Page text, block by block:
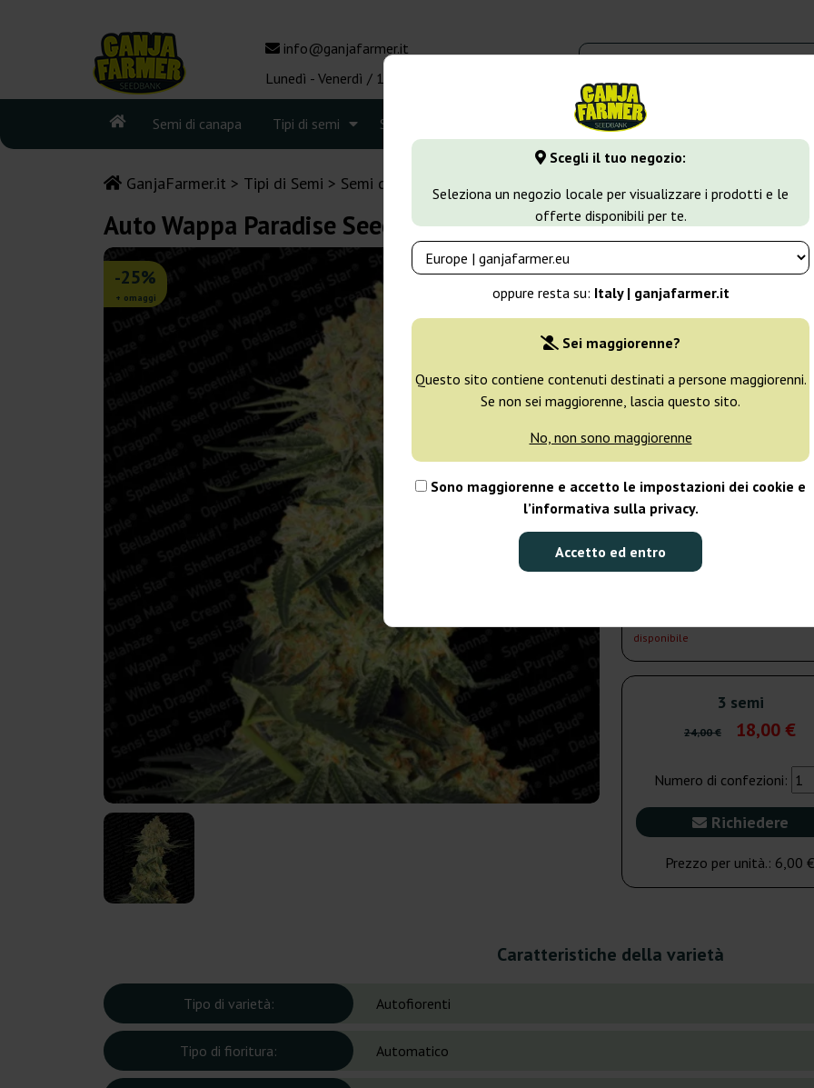
Scegli il tuo negozio:
Seleziona un negozio locale per visualizzare i prodotti e le
offerte disponibili per te.
oppure resta su: Italy | ganjafarmer.it
Sei maggiorenne?
Questo sito contiene contenuti destinati a persone maggiorenni.
Se non sei maggiorenne, lascia questo sito.
No, non sono maggiorenne
Sono maggiorenne e accetto le impostazioni dei cookie e
l’informativa sulla privacy.
Accetto ed entro
info@ganjafarmer.it
Lunedì - Venerdì / 10:00 - 16:00
Semi di canapa Tipi di semi Seedbank Tipi di marijuana Altro
GanjaFarmer.it Tipi di Semi Semi di Cannabis Autofiorenti
Auto Wappa Paradise Seeds
-25%
+ omaggi
Paradise Seeds
3 semi
Non
25% PIÙ
5 semi
Non
disponibile
disponibile
3 semi
24,00 € 18,00 €
Numero di confezioni:
Richiedere
Prezzo per unità.: 6,00 €
Caratteristiche della varietà
Tipo di varietà: Autofiorenti
Tipo di fioritura: Automatico